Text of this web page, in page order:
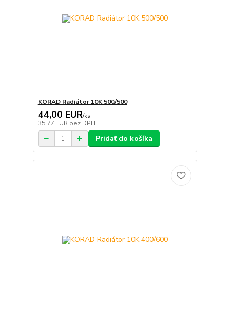
KORAD Radiátor 10K 500/500
44,00 EUR/ks
35,77 EUR bez DPH
Pridať do košíka